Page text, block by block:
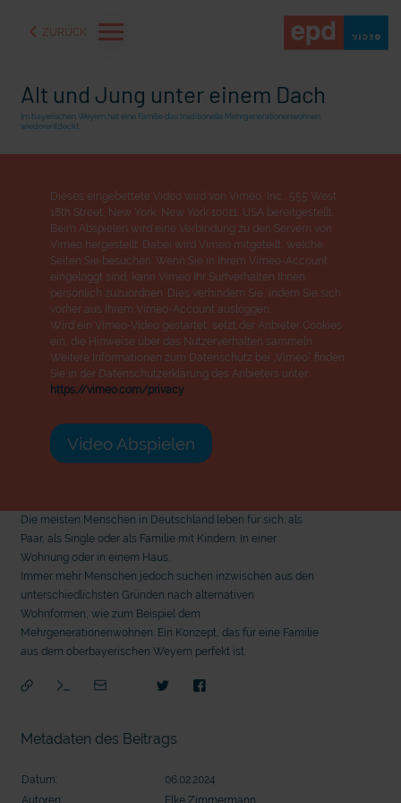
ZURÜCK
oder "Deppen der "Wir bauen Cherson wieder auf" - Optimismus in der
Alt und Jung unter einem Dach
Im bayerischen Weyern hat eine Familie das traditionelle Mehrgenerationenwohnen
wiederentdeckt.
Dieses eingebettete Video wird von Vimeo, Inc., 555 West
18th Street, New York, New York 10011, USA bereitgestellt.
Beim Abspielen wird eine Verbindung zu den Servern von
Vimeo hergestellt. Dabei wird Vimeo mitgeteilt, welche
Seiten Sie besuchen. Wenn Sie in Ihrem Vimeo-Account
eingeloggt sind, kann Vimeo Ihr Surfverhalten Ihnen
persönlich zuzuordnen. Dies verhindern Sie, indem Sie sich
vorher aus Ihrem Vimeo-Account ausloggen.
Wird ein Vimeo-Video gestartet, setzt der Anbieter Cookies
ein, die Hinweise über das Nutzerverhalten sammeln.
Weitere Informationen zum Datenschutz bei „Vimeo“ finden
Sie in der Datenschutzerklärung des Anbieters unter:
https://vimeo.com/privacy
Video Abspielen
Die meisten Menschen in Deutschland leben für sich: als
Paar, als Single oder als Familie mit Kindern. In einer
Wohnung oder in einem Haus.
Immer mehr Menschen jedoch suchen inzwischen aus den
unterschiedlichsten Gründen nach alternativen
Wohnformen, wie zum Beispiel dem
Mehrgenerationenwohnen. Ein Konzept, das für eine Familie
aus dem oberbayerischen Weyern perfekt ist.
Metadaten des Beitrags
Datum:
06.02.2024
Autoren:
Elke Zimmermann